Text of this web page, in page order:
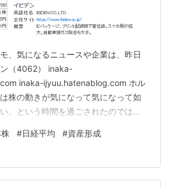
、気になるニュースや企業は、昨日
（4062） inaka-
inaka-ijyuu.hatenablog.com ホル
株の動きが気になって気になって如
、という時間を過ごされたのではな
ァイナンスから日本株ランキング
、話題株ピックアップ【夕刊】2025
分 イビデン---大幅続伸、日経平均へ
れる | 個別株 - 株探ニュース 16.3日
#日経平均 #資産形成